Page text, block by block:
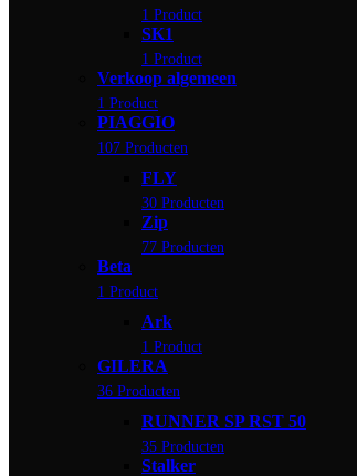
1 Product
SK1
1 Product
Verkoop algemeen
1 Product
PIAGGIO
107 Producten
FLY
30 Producten
Zip
77 Producten
Beta
1 Product
Ark
1 Product
GILERA
36 Producten
RUNNER SP RST 50
35 Producten
Stalker